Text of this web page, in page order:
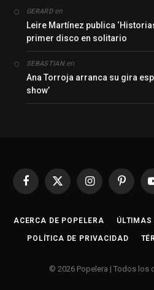
GERARDen
Leire Martínez publica
primer disco en solitario
SEBASTIANen
Ana Torroja arranca su gira
show’
Facebook
X
InstagramPinterest
ACERCA DE POPELERA ÚLTIMAS
POLÍTICA DE PRIVACIDAD
© 2026 Popelera | Todos los